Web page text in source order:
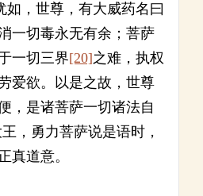
如，世尊，有大威药名曰
一切毒永无有余；菩萨
一切三界[20]之难，执权
爱欲。以是之故，世尊
，是诸菩萨一切诸法自
，勇力菩萨说是语时，
真道意。